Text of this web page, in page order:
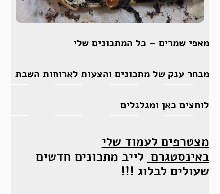
מאפי שמרים – כל המתכונים שלי
מבחר ענק של מתכונים והצעות לארוחות השבת
לוחצים כאן ומגלגלים
מצטרפים לעמוד שלי
באינסטגרם לייב מתכונים חדשים
שעולים לבלוג !!!